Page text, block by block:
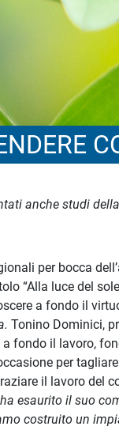
anche studi
per bocca
“Alla luce del
a fondo il
Tonino Dominici,
fondo il lavoro,
per
il lavoro del
esaurito il suo
costruito un